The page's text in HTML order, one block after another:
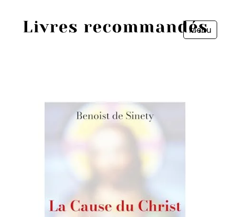
Menu
Livres les plus recommandés
Fermer